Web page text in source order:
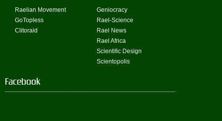
Raelian Movement
GoTopless
Clitoraid
Geniocracy
Rael-Science
Rael News
Rael Africa
Scientific Design
Scientopolis
Facebook